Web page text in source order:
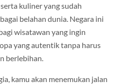
kuliner yang sudah
belahan dunia. Negara ini
wisatawan yang ingin
yang autentik tanpa harus
berlebihan.
kamu akan menemukan jalan